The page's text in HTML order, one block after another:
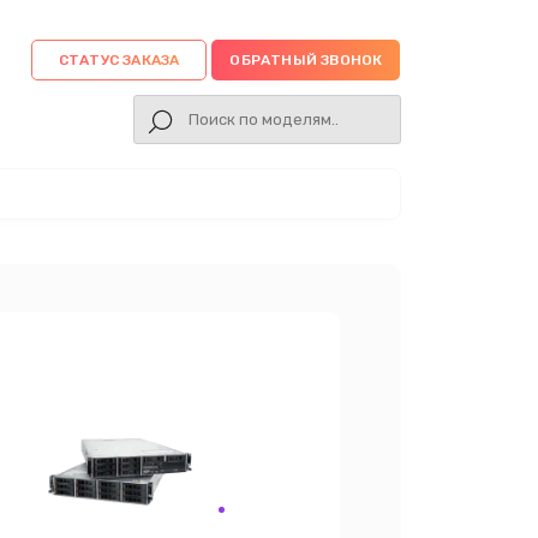
СТАТУС ЗАКАЗА ОБРАТНЫЙ ЗВОНОК